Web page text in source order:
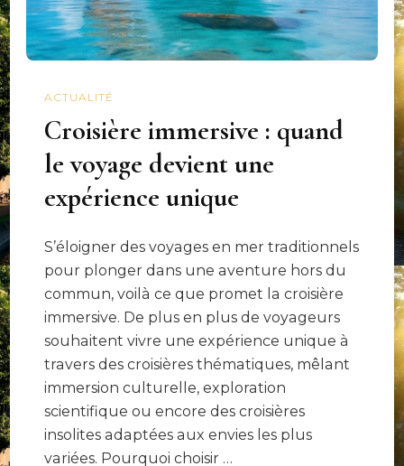
ACTUALITÉ
Croisière immersive : quand
le voyage devient une
expérience unique
S’éloigner des voyages en mer traditionnels
pour plonger dans une aventure hors du
commun, voilà ce que promet la croisière
immersive. De plus en plus de voyageurs
souhaitent vivre une expérience unique à
travers des croisières thématiques, mêlant
immersion culturelle, exploration
scientifique ou encore des croisières
insolites adaptées aux envies les plus
variées. Pourquoi choisir …